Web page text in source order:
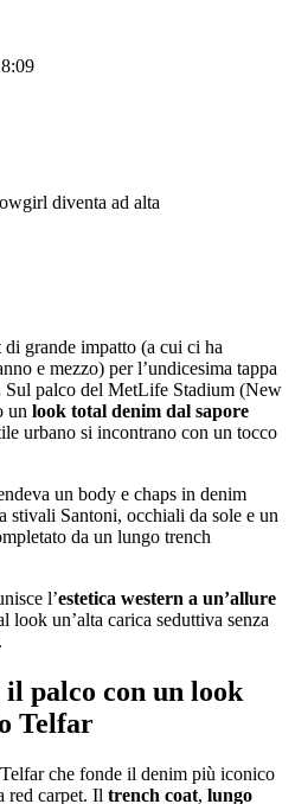
grande impatto (a cui ci ha
e mezzo) per l’undicesima tappa
Sul palco del MetLife Stadium (New
un look total denim dal sapore
urbano si incontrano con un tocco
un body e chaps in denim
stivali Santoni, occhiali da sole e un
da un lungo trench
l’estetica western a un’allure
look un’alta carica seduttiva senza
palco con un look
Telfar
che fonde il denim più iconico
red carpet. Il trench coat, lungo